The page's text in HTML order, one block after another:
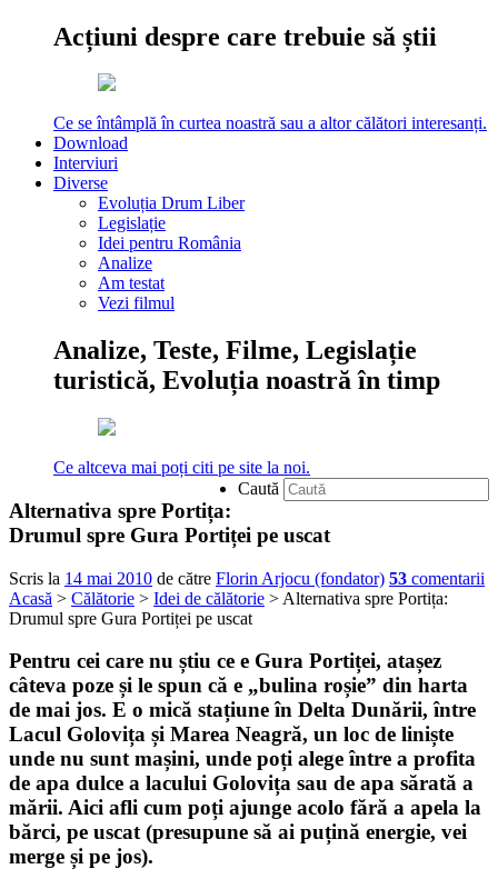
Acțiuni despre care trebuie să știi
Ce se întâmplă în curtea noastră sau a altor călători interesanți.
Download
Interviuri
Diverse
Evoluția Drum Liber
Legislație
Idei pentru România
Analize
Am testat
Vezi filmul
Analize, Teste, Filme, Legislație
turistică, Evoluția noastră în timp
Ce altceva mai poți citi pe site la noi.
Caută
Alternativa spre Portița:
Drumul spre Gura Portiței pe uscat
Scris la 14 mai 2010 de către Florin Arjocu (fondator) 53 comentarii
Acasă > Călătorie > Idei de călătorie > Alternativa spre Portița:
Drumul spre Gura Portiței pe uscat
Pentru cei care nu știu ce e Gura Portiței, atașez
câteva poze și le spun că e „bulina roșie” din harta
de mai jos. E o mică stațiune în Delta Dunării, între
Lacul Golovița și Marea Neagră, un loc de liniște
unde nu sunt mașini, unde poți alege între a profita
de apa dulce a lacului Golovița sau de apa sărată a
mării. Aici afli cum poți ajunge acolo fără a apela la
bărci, pe uscat (presupune să ai puțină energie, vei
merge și pe jos).